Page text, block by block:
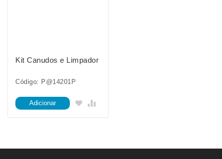
Kit Canudos e Limpador
Código: P@14201P
Adicionar